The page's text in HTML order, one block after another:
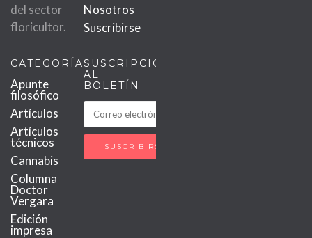
del sector
floricultor.
Nosotros
Suscribirse
CATEGORÍAS
Apunte
filosófico
Artículos
Artículos
técnicos
Cannabis
Columna
Doctor
Vergara
Edición
impresa
SUSCRIPCIÓN
AL
BOLETÍN